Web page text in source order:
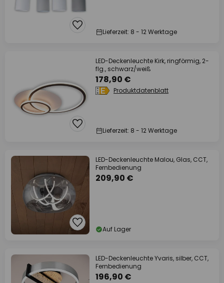
Lieferzeit: 8 - 12 Werktage
LED-Deckenleuchte Kirk, ringförmig, 2-
flg., schwarz/weiß
178,90 €
Produktdatenblatt
Lieferzeit: 8 - 12 Werktage
LED-Deckenleuchte Malou, Glas, CCT,
Fernbedienung
209,90 €
Auf Lager
LED-Deckenleuchte Yvaris, silber, CCT,
Fernbedienung
196,90 €